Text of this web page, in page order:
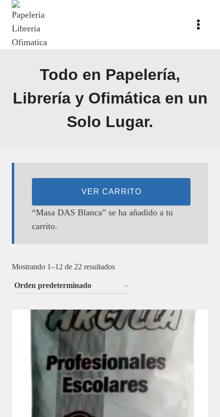
Saltar
contenido
Todo en Papelería,
Librería y Ofimática en un
Solo Lugar.
“Masa DAS Blanca” se ha añadido a tu
carrito.
VER CARRITO
Mostrando 1–12 de 22 resultados